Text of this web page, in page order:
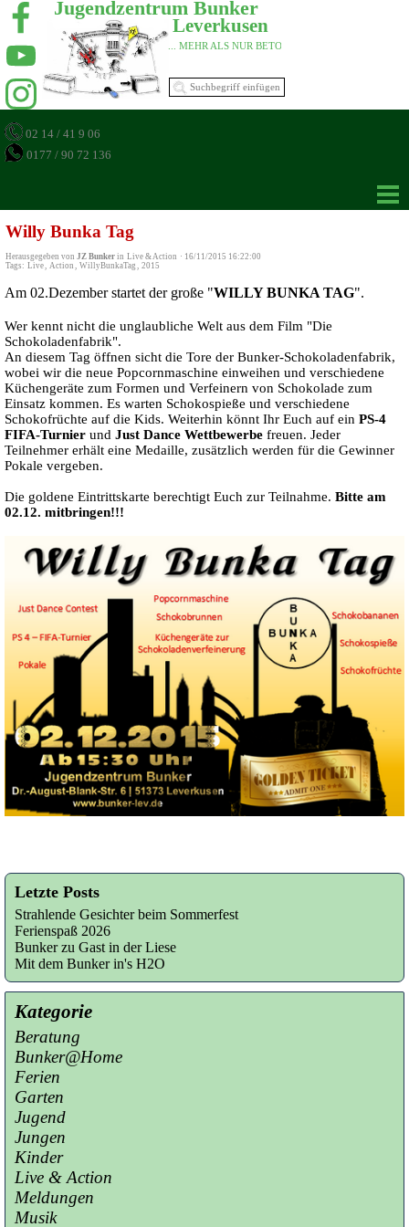
Jugendzentrum Bunker
... MEHR ALS NUR BETON
02 14 / 41 9 06
0177 / 90 72 136
Leverkusen
Willy Bunka Tag
Herausgegeben von JZ Bunker in Live & Action · 16/11/2015 16:22:00
Tags: Live, Action , WillyBunkaTag , 2015
Am 02.Dezember startet der große "WILLY BUNKA TAG".
Wer kennt nicht die unglaubliche Welt aus dem Film "Die
Schokoladenfabrik".
An diesem Tag öffnen sicht die Tore der Bunker-Schokoladenfabrik,
wobei wir die neue Popcornmaschine einweihen und verschiedene
Küchengeräte zum Formen und Verfeinern von Schokolade zum
Einsatz kommen. Es warten Schokospieße und verschiedene
Schokofrüchte auf die Kids. Weiterhin könnt Ihr Euch auf ein PS-4
FIFA-Turnier und Just Dance Wettbewerbe freuen. Jeder
Teilnehmer erhält eine Medaille, zusätzlich werden für die Gewinner
Pokale vergeben.
Die goldene Eintrittskarte berechtigt Euch zur Teilnahme. Bitte am
02.12. mitbringen!!!
Letzte Posts
Strahlende Gesichter beim Sommerfest
Ferienspaß 2026
Bunker zu Gast in der Liese
Mit dem Bunker in's H2O
Kategorie
Beratung
Bunker@Home
Ferien
Garten
Jugend
Jungen
Kinder
Live & Action
Meldungen
Musik